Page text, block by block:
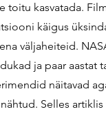
toitu kasvatada.
käigus
väljaheiteid.
ja paar aastat
näitavad
Selles